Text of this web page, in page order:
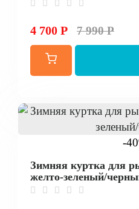
4 700 Р 7 990 Р
-
Зимняя куртка для
желто-зеленый/